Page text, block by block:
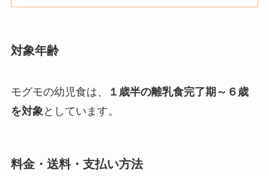
対象年齢
モグモの幼児食は、
１歳半の離乳食完了期～６歳
を対象としています。
料金・送料・支払い方法